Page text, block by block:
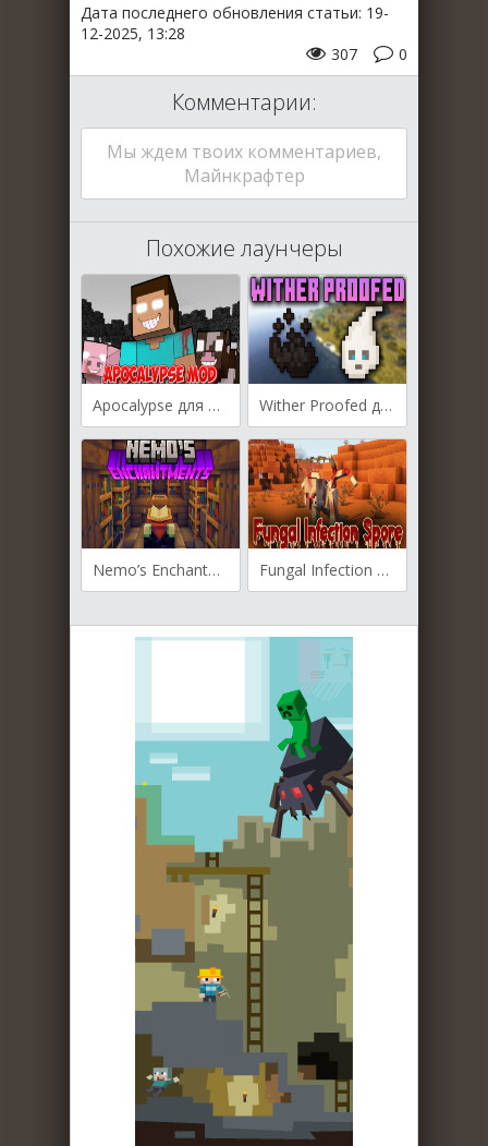
Дата последнего обновления статьи: 19-
12-2025, 13:28
0
307
Комментарии:
Мы ждем твоих комментариев,
Майнкрафтер
Похожие лаунчеры
Apocalypse для Майнкрафт [1.20.1, 1.20, 1.19.2] Wither Proofed для Майнкрафт [1.21.5, 1.21.4]
Nemo’s Enchantments для Майнкрафт [1.21.1, 1.21] Fungal Infection Spore для Майнкрафт [1.20.1, 1.19.2]